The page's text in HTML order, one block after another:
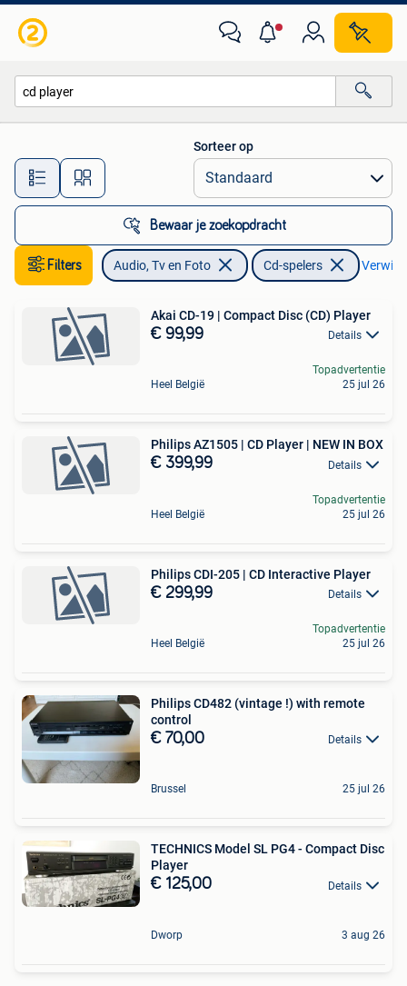
Alle afstanden…
Sorteer op
Bewaar je zoekopdracht
Filters Audio, Tv en Foto Cd-spelers
Akai CD-19 | Compact Disc (CD) Player
€ 99,99 Details
Heel België
Topadvertentie
25 jul 26
Philips AZ1505 | CD Player | NEW IN BOX
€ 399,99 Details
Heel België
Topadvertentie
25 jul 26
Philips CDI-205 | CD Interactive Player
€ 299,99 Details
Heel België
Topadvertentie
25 jul 26
Philips CD482 (vintage !) with remote
control
€ 70,00 Details
Brussel 25 jul 26
TECHNICS Model SL PG4 - Compact Disc
Player
€ 125,00 Details
Dworp 3 aug 26